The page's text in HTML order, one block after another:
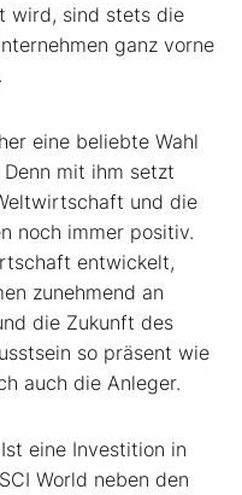
wird, sind stets die
ganz vorne
eine beliebte Wahl
mit ihm setzt
und die
noch immer positiv.
entwickelt,
zunehmend an
die Zukunft des
so präsent wie
auch die Anleger.
eine Investition in
World neben den